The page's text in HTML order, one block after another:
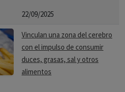
22/09/2025
Vinculan una zona del cerebro
con el impulso de consumir
duces, grasas, sal y otros
alimentos